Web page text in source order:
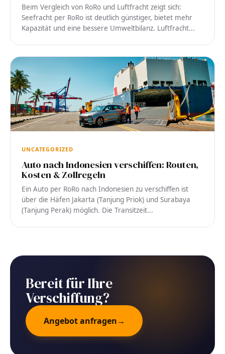
Beim Vergleich von RoRo und Luftfracht zeigt sich:
Seefracht per RoRo ist deutlich günstiger, bietet mehr
Kapazität und eine bessere Umweltbilanz. Luftfracht...
UNCATEGORIZED
Auto nach Indonesien verschiffen: Routen,
Kosten & Zollregeln
Ein Auto per RoRo nach Indonesien zu verschiffen ist
über die Häfen Jakarta (Tanjung Priok) und Surabaya
(Tanjung Perak) möglich. Die Transitzeit...
Bereit für Ihre
Verschiffung?
Angebot anfragen→